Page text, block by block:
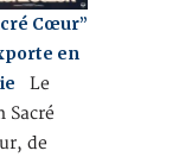
Cœur”
en
Le
Sacré
de